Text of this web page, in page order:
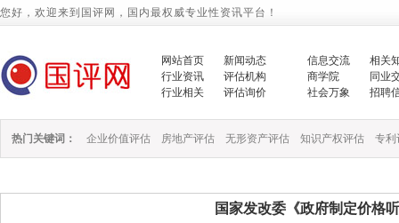
您好，欢迎来到国评网，国内最权威专业性资讯平台！
网站首页
新闻动态
行业资讯
评估机构
行业相关
评估询价
信息交流
相关
商学院
同业
社会万象
招聘
热门关键词： 企业价值评估 房地产评估 无形资产评估 知识产权评估 专利
国家发改委《政府制定价格